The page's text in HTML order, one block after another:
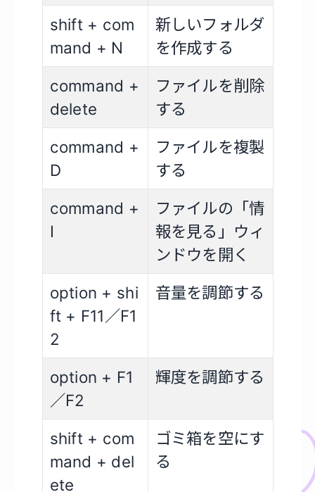
shift + com
mand + N
新しいフォルダ
を作成する
command +
delete
ファイルを削除
する
command +
D
ファイルを複製
する
command +
I
ファイルの「情
報を見る」ウィ
ンドウを開く
option + shi
ft + F11／F1
2
音量を調節する
option + F1
／F2
輝度を調節する
shift + com
mand + del
ete
ゴミ箱を空にす
る